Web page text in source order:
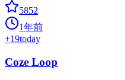
5852
1年前
+19today
Coze Loop